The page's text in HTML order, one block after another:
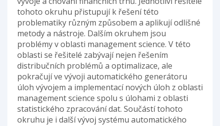
tohoto okruhu přistupují k řešení této
problematiky různým způsobem a aplikují odlišné
metody a nástroje. Dalším okruhem jsou
problémy v oblasti management science. V této
oblasti se řešitelé zabývají nejen řešením
distribučních problémů a optimalizace, ale
pokračují ve vývoji automatického generátoru
úloh vývojem a implementací nových úloh z oblasti
management science spolu s úlohami z oblasti
statistického zpracování dat. Součástí tohoto
okruhu je i další vývoj systému automatického